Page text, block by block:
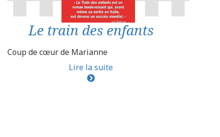
Le train des enfants
Coup de cœur de Marianne
Lire la suite